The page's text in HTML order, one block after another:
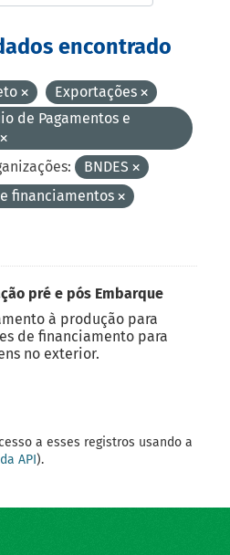
encontrado
Exportações
de Pagamentos e
BNDES
financiamentos
pré e pós Embarque
à produção para
de financiamento para
no exterior.
a esses registros usando a
API).